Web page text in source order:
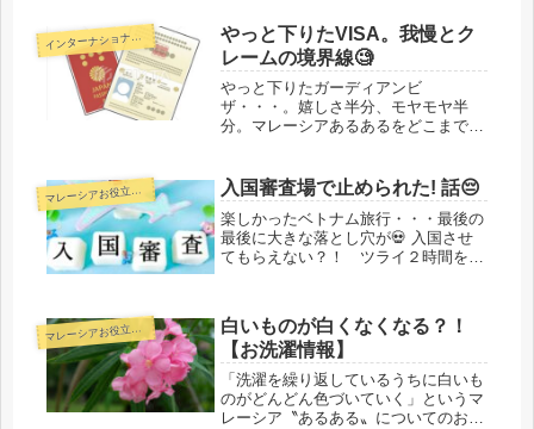
インターナショナルスクール
やっと下りたVISA。我慢とク
レームの境界線🧐
やっと下りたガーディアンビ
ザ・・・。嬉しさ半分、モヤモヤ半
分。マレーシアあるあるをどこまで許
マ
レーシアお役立ち情報 入国審査場で止められた! 話😔
楽しかったベトナム旅行・・・最後の
最後に大きな落とし穴が💀 入国させ
てもらえない？！ ツライ２時間を過
マ
レーシアお役立ち情報
白いものが白くなくなる？！
【お洗濯情報】
「洗濯を繰り返しているうちに白いも
のがどんどん色づいていく」というマ
レーシア〝あるある〟についてのお話